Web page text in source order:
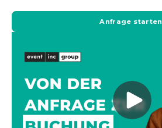
Anfrage starten